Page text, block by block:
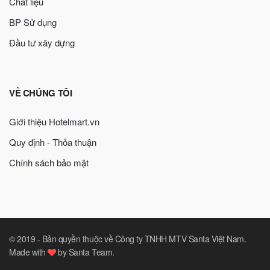
BP Sử dụng
Đầu tư xây dựng
VỀ CHÚNG TÔI
Giới thiệu Hotelmart.vn
Quy định - Thỏa thuận
Chính sách bảo mật
© 2019 - Bản quyền thuộc về Công ty TNHH MTV Santa Việt Nam.
Made with
by Santa Team.